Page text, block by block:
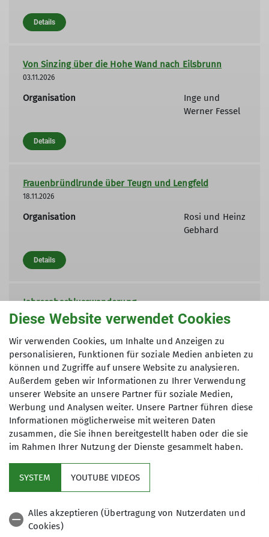
Details
Von Sinzing über die Hohe Wand nach Eilsbrunn
03.11.2026
Organisation
Inge und
Werner Fessel
Details
Frauenbründlrunde über Teugn und Lengfeld
18.11.2026
Organisation
Rosi und Heinz
Gebhard
Details
Jahresabschlusswanderung
01.12.2026
Organisation
Inge und
Werner Fessel
Details
DAV Bundesverband
Diese Website verwendet Cookies
Wir verwenden Cookies, um Inhalte und Anzeigen zu
personalisieren, Funktionen für soziale Medien anbieten zu
können und Zugriffe auf unsere Website zu analysieren.
Außerdem geben wir Informationen zu Ihrer Verwendung
unserer Website an unsere Partner für soziale Medien,
Werbung und Analysen weiter. Unsere Partner führen diese
Informationen möglicherweise mit weiteren Daten
zusammen, die Sie ihnen bereitgestellt haben oder die sie
im Rahmen Ihrer Nutzung der Dienste gesammelt haben.
SYSTEM YOUTUBE VIDEOS
Alles akzeptieren (Übertragung von Nutzerdaten und
Cookies)